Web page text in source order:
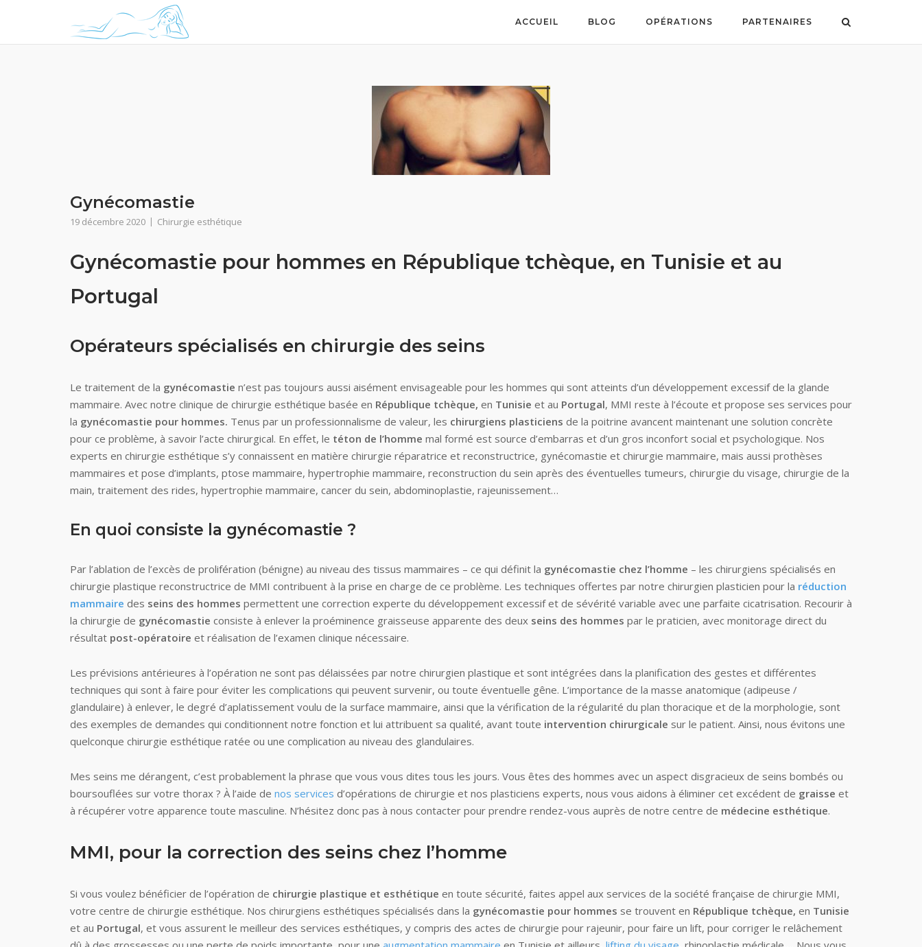
content
ACCUEIL BLOG OPÉRATIONS PARTENAIRES
Gynécomastie
19 décembre 2020 Chirurgie esthétique
Gynécomastie pour hommes en République tchèque, en Tunisie et au
Portugal
Opérateurs spécialisés en chirurgie des seins
Le traitement de la gynécomastie n’est pas toujours aussi aisément envisageable pour les hommes qui sont atteints d’un développement excessif de la glande
mammaire. Avec notre clinique de chirurgie esthétique basée en République tchèque, en Tunisie et au Portugal, MMI reste à l’écoute et propose ses services pour
la gynécomastie pour hommes. Tenus par un professionnalisme de valeur, les chirurgiens plasticiens de la poitrine avancent maintenant une solution concrète
pour ce problème, à savoir l’acte chirurgical. En effet, le téton de l’homme mal formé est source d’embarras et d’un gros inconfort social et psychologique. Nos
experts en chirurgie esthétique s’y connaissent en matière chirurgie réparatrice et reconstructrice, gynécomastie et chirurgie mammaire, mais aussi prothèses
mammaires et pose d’implants, ptose mammaire, hypertrophie mammaire, reconstruction du sein après des éventuelles tumeurs, chirurgie du visage, chirurgie de la
main, traitement des rides, hypertrophie mammaire, cancer du sein, abdominoplastie, rajeunissement…
En quoi consiste la gynécomastie ?
Par l’ablation de l’excès de prolifération (bénigne) au niveau des tissus mammaires – ce qui définit la gynécomastie chez l’homme – les chirurgiens spécialisés en
chirurgie plastique reconstructrice de MMI contribuent à la prise en charge de ce problème. Les techniques offertes par notre chirurgien plasticien pour la réduction
mammaire des seins des hommes permettent une correction experte du développement excessif et de sévérité variable avec une parfaite cicatrisation. Recourir à
la chirurgie de gynécomastie consiste à enlever la proéminence graisseuse apparente des deux seins des hommes par le praticien, avec monitorage direct du
résultat post-opératoire et réalisation de l’examen clinique nécessaire.
Les prévisions antérieures à l’opération ne sont pas délaissées par notre chirurgien plastique et sont intégrées dans la planification des gestes et différentes
techniques qui sont à faire pour éviter les complications qui peuvent survenir, ou toute éventuelle gêne. L’importance de la masse anatomique (adipeuse /
glandulaire) à enlever, le degré d’aplatissement voulu de la surface mammaire, ainsi que la vérification de la régularité du plan thoracique et de la morphologie, sont
des exemples de demandes qui conditionnent notre fonction et lui attribuent sa qualité, avant toute intervention chirurgicale sur le patient. Ainsi, nous évitons une
quelconque chirurgie esthétique ratée ou une complication au niveau des glandulaires.
Mes seins me dérangent, c’est probablement la phrase que vous vous dites tous les jours. Vous êtes des hommes avec un aspect disgracieux de seins bombés ou
boursouflées sur votre thorax ? À l’aide de nos services d’opérations de chirurgie et nos plasticiens experts, nous vous aidons à éliminer cet excédent de graisse et
à récupérer votre apparence toute masculine. N’hésitez donc pas à nous contacter pour prendre rendez-vous auprès de notre centre de médecine esthétique.
MMI, pour la correction des seins chez l’homme
Si vous voulez bénéficier de l’opération de chirurgie plastique et esthétique en toute sécurité, faites appel aux services de la société française de chirurgie MMI,
votre centre de chirurgie esthétique. Nos chirurgiens esthétiques spécialisés dans la gynécomastie pour hommes se trouvent en République tchèque, en Tunisie
et au Portugal, et vous assurent le meilleur des services esthétiques, y compris des actes de chirurgie pour rajeunir, pour faire un lift, pour corriger le relâchement